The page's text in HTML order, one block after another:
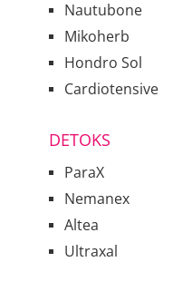
Nautubone
Mikoherb
Hondro Sol
Cardiotensive
DETOKS
ParaX
Nemanex
Altea
Ultraxal